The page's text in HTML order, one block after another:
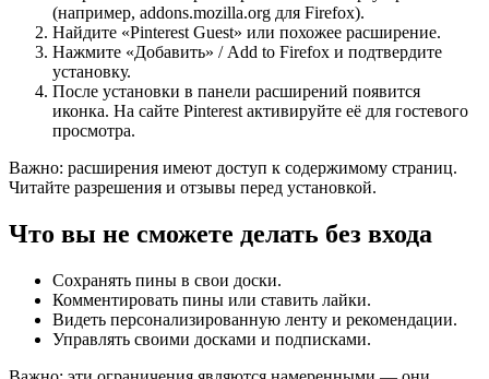
(например, addons.mozilla.org для Firefox).
Найдите «Pinterest Guest» или похожее расширение.
Нажмите «Добавить» / Add to Firefox и подтвердите
установку.
После установки в панели расширений появится
иконка. На сайте Pinterest активируйте её для гостевого
просмотра.
Важно: расширения имеют доступ к содержимому страниц.
Читайте разрешения и отзывы перед установкой.
Что вы не сможете делать без входа
Сохранять пины в свои доски.
Комментировать пины или ставить лайки.
Видеть персонализированную ленту и рекомендации.
Управлять своими досками и подписками.